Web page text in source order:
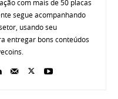
com mais de 50 placas
segue acompanhando
usando seu
entregar bons conteúdos